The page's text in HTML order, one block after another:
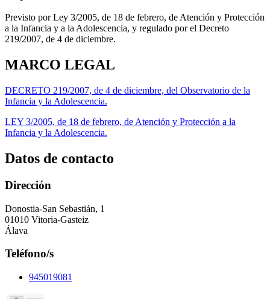
Previsto por Ley 3/2005, de 18 de febrero, de Atención y Protección
a la Infancia y a la Adolescencia, y regulado por el Decreto
219/2007, de 4 de diciembre.
MARCO LEGAL
DECRETO 219/2007, de 4 de diciembre, del Observatorio de la
Infancia y la Adolescencia.
LEY 3/2005, de 18 de febrero, de Atención y Protección a la
Infancia y la Adolescencia.
Datos de contacto
Dirección
Donostia-San Sebastián, 1
01010 Vitoria-Gasteiz
Álava
Teléfono/s
945019081